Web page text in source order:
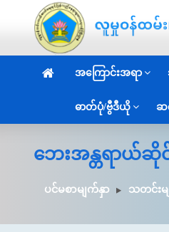
အကြောင်းအရာ
ဓာတ်ပုံ/ဗွီဒီယို ဆ
ဘေးအန္တရာယ်ဆို
ပင်မစာမျက်နှာ သတင်းမျ